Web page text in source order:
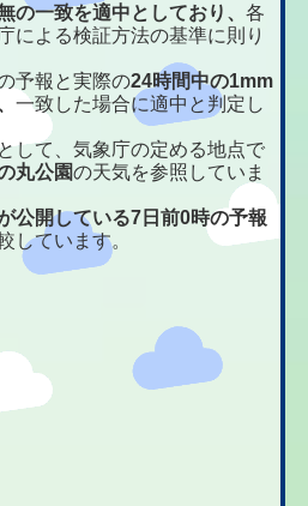
の一致を適中としており、各
による検証方法の基準に則り
予報と実際の24時間中の1mm
一致した場合に適中と判定し
して、気象庁の定める地点で
丸公園の天気を参照していま
公開している7日前0時の予報
しています。